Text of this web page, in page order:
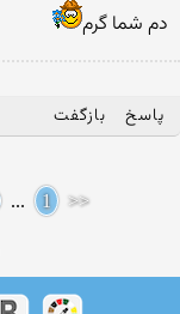
دم شما گرم
پاسخ بازگفت
<<
1
...